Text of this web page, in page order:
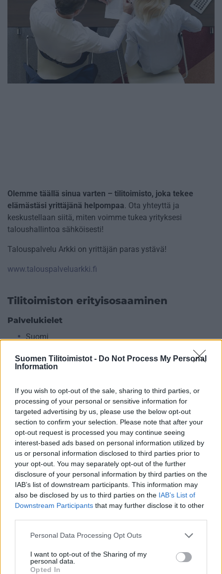
Suomen Tilitoimistot - Do Not Process My Personal
Information
If you wish to opt-out of the sale, sharing to third parties, or
processing of your personal or sensitive information for
targeted advertising by us, please use the below opt-out
section to confirm your selection. Please note that after your
opt-out request is processed you may continue seeing
interest-based ads based on personal information utilized by
us or personal information disclosed to third parties prior to
your opt-out. You may separately opt-out of the further
disclosure of your personal information by third parties on the
IAB’s list of downstream participants. This information may
also be disclosed by us to third parties on the IAB’s List of
Downstream Participants that may further disclose it to other
Please note that this website/app uses one or more Google
not limited to your visit or usage behaviour. You may click to
grant or deny consent to Google and its third-party tags to
Personal Data Processing Opt Outs
I want to opt-out of the Sharing of my
personal data.
Opted In
Olemme täällä sinua varten – tilitoimisto, joka tekee
elämästäsi yrittäjänä helpompaa. Ota yhteyttä ja
keskustellaan siitä, miten voimme tukea yrityksesi
taloushallintoa sähköisesti!
Talouspalvelu Arkki on yrittäjän paras ystävä!
www.talouspalveluarkki.fi
Tilitoimiston erityisosaaminen
Palvelukielet
Suomi
Suuret
Keskikokoiset
Pienet
Mikrot
Yhtiömuodot
Yksityinen osakeyhtiö
Kommandiittiyhtiö
Järjestöt ja yhdistykset
Toimiala